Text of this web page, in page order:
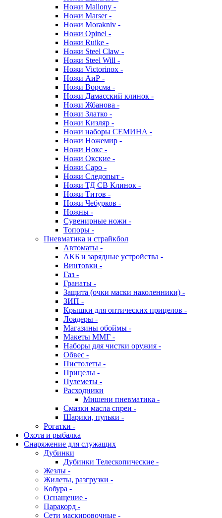
Ножи Mallony -
Ножи Marser -
Ножи Morakniv -
Ножи Opinel -
Ножи Ruike -
Ножи Steel Claw -
Ножи Steel Will -
Ножи Victorinox -
Ножи АиР -
Ножи Ворсма -
Ножи Дамасский клинок -
Ножи Жбанова -
Ножи Златко -
Ножи Кизляр -
Ножи наборы СЕМИНА -
Ножи Ножемир -
Ножи Нокс -
Ножи Окские -
Ножи Саро -
Ножи Следопыт -
Ножи ТД СВ Клинок -
Ножи Титов -
Ножи Чебурков -
Ножны -
Сувенирные ножи -
Топоры -
Пневматика и страйкбол
Автоматы -
АКБ и зарядные устройства -
Винтовки -
Газ -
Гранаты -
Защита (очки маски наколенники) -
ЗИП -
Крышки для оптических прицелов -
Лоадеры -
Магазины обоймы -
Макеты ММГ -
Наборы для чистки оружия -
Обвес -
Пистолеты -
Прицелы -
Пулеметы -
Расходники
Мишени пневматика -
Смазки масла спреи -
Шарики, пульки -
Рогатки -
Охота и рыбалка
Снаряжение для служащих
Дубинки
Дубинки Телескопические -
Жезлы -
Жилеты, разгрузки -
Кобура -
Оснащение -
Паракорд -
Сети маскировочные -